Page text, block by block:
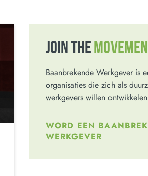
JOIN THE
Baanbrekende Werkgever is
organisaties die zich als
werkgevers willen
WORD EEN
WERKGEVER